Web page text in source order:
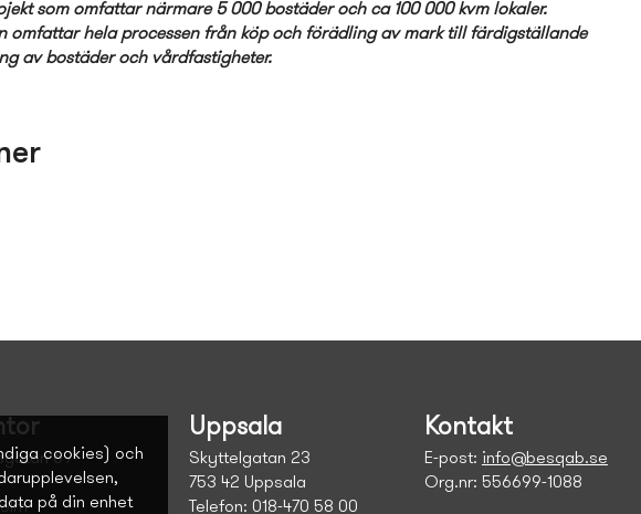
som omfattar närmare 5 000 bostäder och ca 100 000 kvm lokaler.
omfattar hela processen från köp och förädling av mark till färdigställande
av bostäder och vårdfastigheter.
69
Uppsala
Skyttelgatan 23
753 42 Uppsala
Telefon: 018-470 58 00
Kontakt
E-post: info@besqab.se
Org.nr: 556699-1088
cookies) och
på din enhet